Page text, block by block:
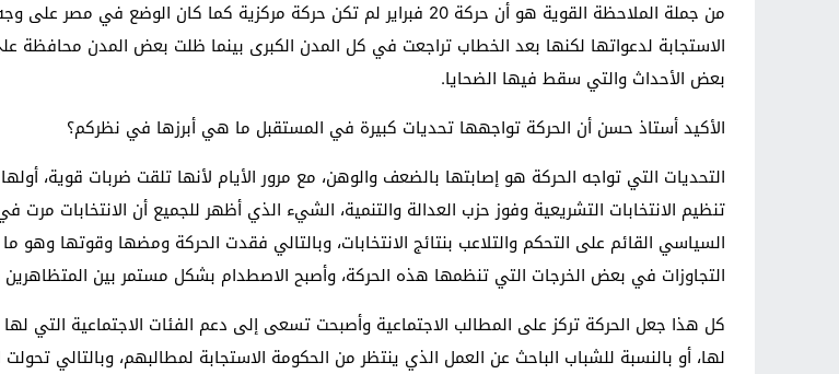
من جملة الملاحظة القوية هو أن حركة 20 فبراير لم تكن حركة مركزية
الاستجابة لدعواتها لكنها بعد الخطاب تراجعت في كل المدن الكبرى بينما ظلت بعض المدن
بعض الأحداث والتي سقط فيها الضحايا.
الأكيد أستاذ حسن أن الحركة تواجهها تحديات كبيرة في المستقبل ما هي أبرزها في نظركم؟
تنظيم الانتخابات التشريعية وفوز حزب العدالة والتنمية، الشيء الذي أظهر للجميع أن
السياسي القائم على التحكم والتلاعب بنتائج الانتخابات، وبالتالي فقدت الحركة ومضها وقوتها
التجاوزات في بعض الخرجات التي تنظمها هذه الحركة، وأصبح الاصطدام بشكل مستمر بين المتظاهرين
كل هذا جعل الحركة تركز على المطالب الاجتماعية وأصبحت تسعى إلى دعم الفئات الاجتماعية التي
لها، أو بالنسبة للشباب الباحث عن العمل الذي ينتظر من الحكومة الاستجابة لمطالبهم، وبالتالي